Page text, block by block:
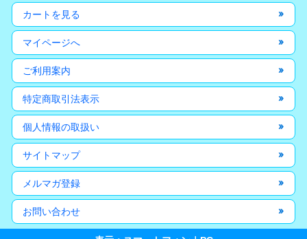
カートを見る
マイページへ
ご利用案内
特定商取引法表示
個人情報の取扱い
サイトマップ
メルマガ登録
お問い合わせ